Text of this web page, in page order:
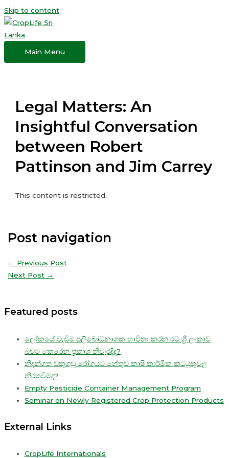
Skip to content
Main Menu
Legal Matters: An
Insightful Conversation
between Robert
Pattinson and Jim Carrey
This content is restricted.
Post navigation
← Previous Post
Next Post →
Featured posts
ලෝකයේ වැඩිම පලිබෝධනාශක භාවිතා කරන රට ශ්‍රී ලංකාව
බවට කෙරෙන ප්‍රකාශ නිවැරදිද?
නිදන්ගත වකුගඩු රෝගයට හේතුව කෘෂි කාර්මික කටයුතුවල
නිරතවීමද?
Empty Pesticide Container Management Program
Seminar on Newly Registered Crop Protection Products
External Links
CropLife Internationals